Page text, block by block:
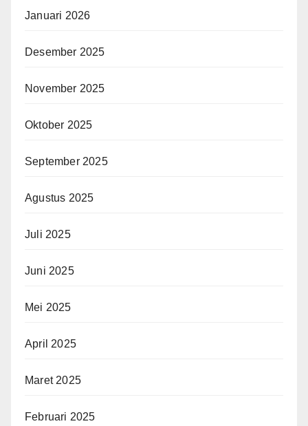
Januari 2026
Desember 2025
November 2025
Oktober 2025
September 2025
Agustus 2025
Juli 2025
Juni 2025
Mei 2025
April 2025
Maret 2025
Februari 2025